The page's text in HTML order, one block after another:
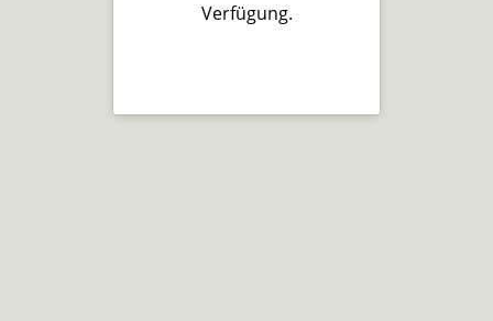
Verfügung.